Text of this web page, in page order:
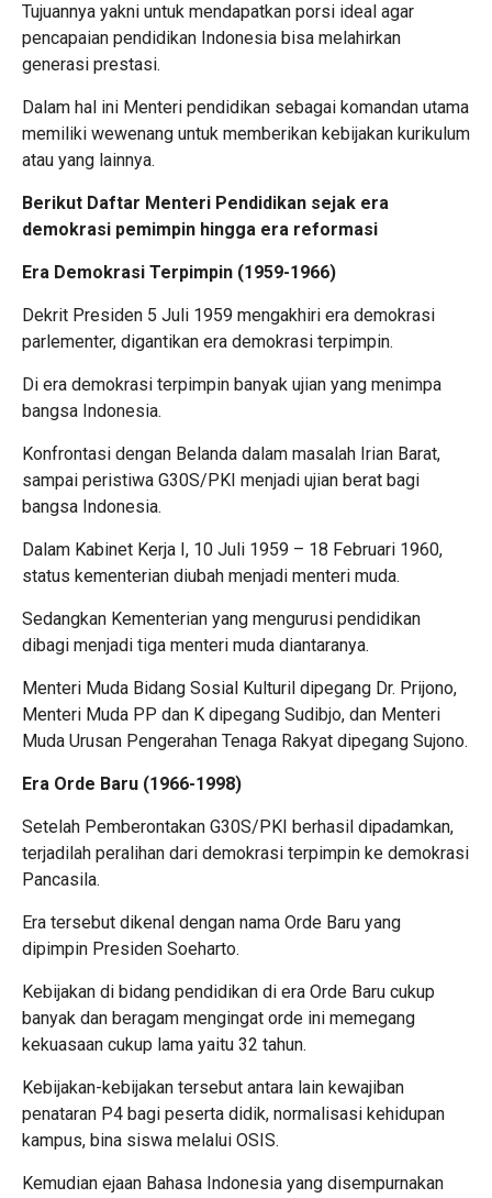
Tujuannya yakni untuk mendapatkan porsi ideal agar
pencapaian pendidikan Indonesia bisa melahirkan
generasi prestasi.
Dalam hal ini Menteri pendidikan sebagai komandan utama
memiliki wewenang untuk memberikan kebijakan kurikulum
atau yang lainnya.
Berikut Daftar Menteri Pendidikan sejak era
demokrasi pemimpin hingga era reformasi
Era Demokrasi Terpimpin (1959-1966)
Dekrit Presiden 5 Juli 1959 mengakhiri era demokrasi
parlementer, digantikan era demokrasi terpimpin.
Di era demokrasi terpimpin banyak ujian yang menimpa
bangsa Indonesia.
Konfrontasi dengan Belanda dalam masalah Irian Barat,
sampai peristiwa G30S/PKI menjadi ujian berat bagi
bangsa Indonesia.
Dalam Kabinet Kerja I, 10 Juli 1959 – 18 Februari 1960,
status kementerian diubah menjadi menteri muda.
Sedangkan Kementerian yang mengurusi pendidikan
dibagi menjadi tiga menteri muda diantaranya.
Menteri Muda Bidang Sosial Kulturil dipegang Dr. Prijono,
Menteri Muda PP dan K dipegang Sudibjo, dan Menteri
Muda Urusan Pengerahan Tenaga Rakyat dipegang Sujono.
Era Orde Baru (1966-1998)
Setelah Pemberontakan G30S/PKI berhasil dipadamkan,
terjadilah peralihan dari demokrasi terpimpin ke demokrasi
Pancasila.
Era tersebut dikenal dengan nama Orde Baru yang
dipimpin Presiden Soeharto.
Kebijakan di bidang pendidikan di era Orde Baru cukup
banyak dan beragam mengingat orde ini memegang
kekuasaan cukup lama yaitu 32 tahun.
Kebijakan-kebijakan tersebut antara lain kewajiban
penataran P4 bagi peserta didik, normalisasi kehidupan
kampus, bina siswa melalui OSIS.
Kemudian ejaan Bahasa Indonesia yang disempurnakan